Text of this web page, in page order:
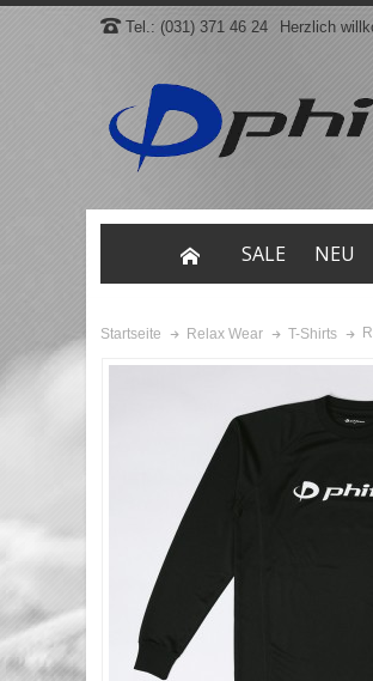
Tel.: (031) 371 46 24 Herzlich
SALE NEU
Startseite Relax Wear T-Shirts